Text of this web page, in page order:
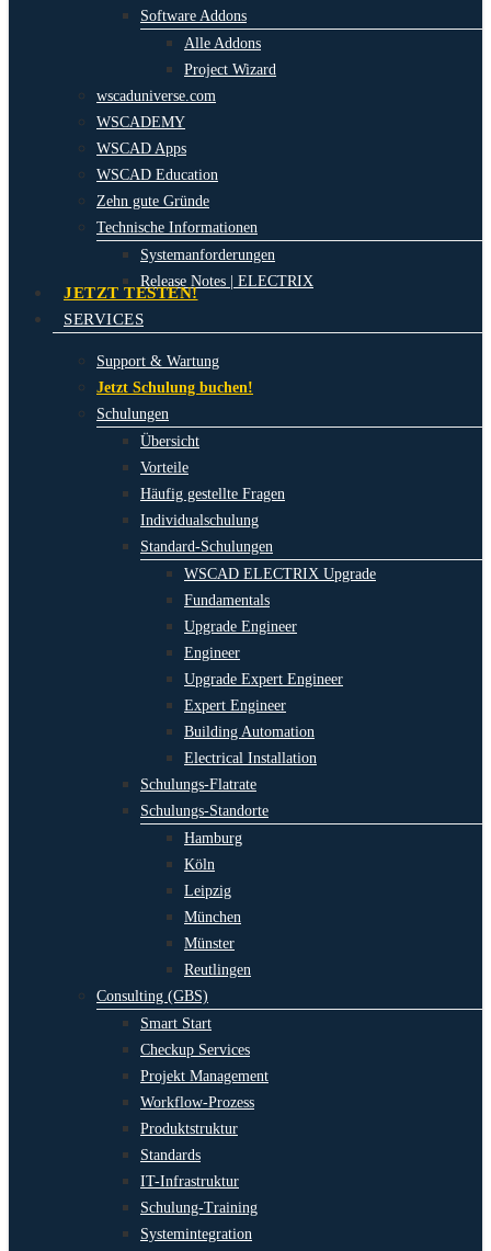
Software Addons
Alle Addons
Project Wizard
wscaduniverse.com
WSCADEMY
WSCAD Apps
WSCAD Education
Zehn gute Gründe
Technische Informationen
Systemanforderungen
Release Notes | ELECTRIX
JETZT TESTEN!
SERVICES
Support & Wartung
Jetzt Schulung buchen!
Schulungen
Übersicht
Vorteile
Häufig gestellte Fragen
Individualschulung
Standard-Schulungen
WSCAD ELECTRIX Upgrade
Fundamentals
Upgrade Engineer
Engineer
Upgrade Expert Engineer
Expert Engineer
Building Automation
Electrical Installation
Schulungs-Flatrate
Schulungs-Standorte
Hamburg
Köln
Leipzig
München
Münster
Reutlingen
Consulting (GBS)
Smart Start
Checkup Services
Projekt Management
Workflow-Prozess
Produktstruktur
Standards
IT-Infrastruktur
Schulung-Training
Systemintegration